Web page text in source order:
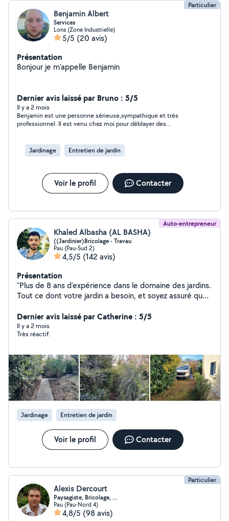
Particulier
Benjamin Albert
Services
Lons (Zone Industrielle)
5/5 (20 avis)
Présentation
Bonjour je m'appelle Benjamin
Dernier avis laissé par Bruno : 5/5
Il y a 2 mois
Benjamin est une personne sérieuse,sympathique et très
professionnel. Il est venu chez moi pour déblayer des
jardin façade et toiture. Je n’hésiterai pas à de nouveau faire
appel à lui , c’est vraiment la personne qu’il faut avoir dans sont
Jardinage Entretien de jardin
Voir le profil Contacter
Auto-entrepreneur
Khaled Albasha (AL BASHA)
((Jardinier)Bricolage - Travau
Pau (Pau-Sud 2)
4,5/5 (142 avis)
Présentation
"Plus de 8 ans d'expérience dans le domaine des jardins.
Tout ce dont votre jardin a besoin, et soyez assuré que
plus, mon équipe spécialisée s'occupe des travaux de
carrelage, peinture, démolition et rénovation, montage
de meubles. Vous trouverez ici tout ce dont vous avez
le client."
Dernier avis laissé par Catherine : 5/5
Il y a 2 mois
Très réactif.
Jardinage Entretien de jardin
Voir le profil Contacter
Particulier
Alexis Dercourt
Paysagiste, Bricolage, ...
Pau (Pau-Nord 4)
4,8/5 (98 avis)